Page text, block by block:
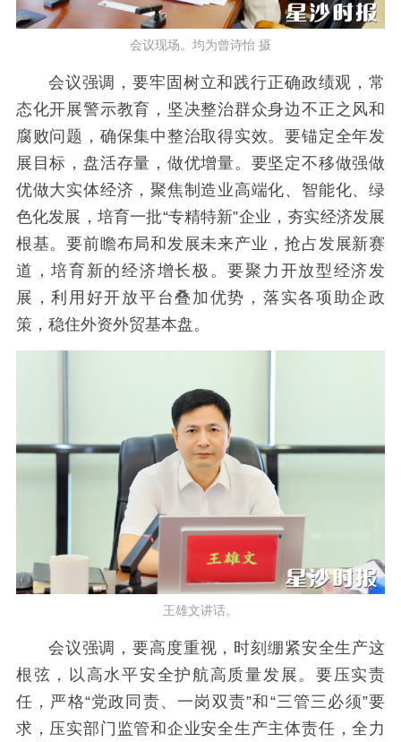
会议现场。均为曾诗怡 摄
会议强调，要牢固树立和践行正确政绩观，常
态化开展警示教育，坚决整治群众身边不正之风和
腐败问题，确保集中整治取得实效。要锚定全年发
展目标，盘活存量，做优增量。要坚定不移做强做
优做大实体经济，聚焦制造业高端化、智能化、绿
色化发展，培育一批“专精特新”企业，夯实经济发展
根基。要前瞻布局和发展未来产业，抢占发展新赛
道，培育新的经济增长极。要聚力开放型经济发
展，利用好开放平台叠加优势，落实各项助企政
策，稳住外资外贸基本盘。
王雄文讲话。
会议强调，要高度重视，时刻绷紧安全生产这
根弦，以高水平安全护航高质量发展。要压实责
任，严格“党政同责、一岗双责”和“三管三必须”要
求，压实部门监管和企业安全生产主体责任，全力